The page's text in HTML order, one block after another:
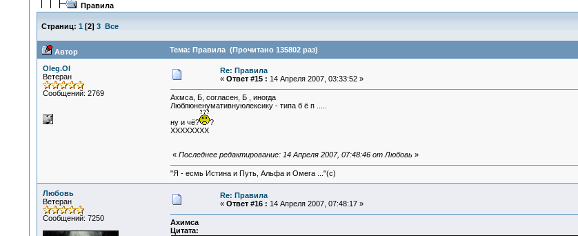
Правила
Страниц: 1 [2] 3 Все
Автор Тема: Правила (Прочитано 135802 раз)
Oleg.Ol
Ветеран
Сообщений: 2769
Re: Правила
« Ответ #15 : 14 Апреля 2007, 03:33:52 »
Ахмса, Б, согласен, Б , иногда
Люблюненумативнуюлексику - типа б ё п .....
ну и чё?
?
ХХХХХХХХ
« Последнее редактирование: 14 Апреля 2007, 07:48:46 от Любовь »
"Я - есмь Истина и Путь, Альфа и Омега ..."(с)
Любовь
Ветеран
Сообщений: 7250
Re: Правила
« Ответ #16 : 14 Апреля 2007, 07:48:17 »
Ахимса
Цитата: